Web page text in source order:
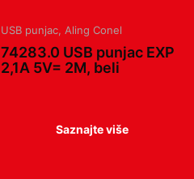
USB punjac, Aling Conel
74283.0 USB punjac EXP
2,1A 5V= 2M, beli
Saznajte više